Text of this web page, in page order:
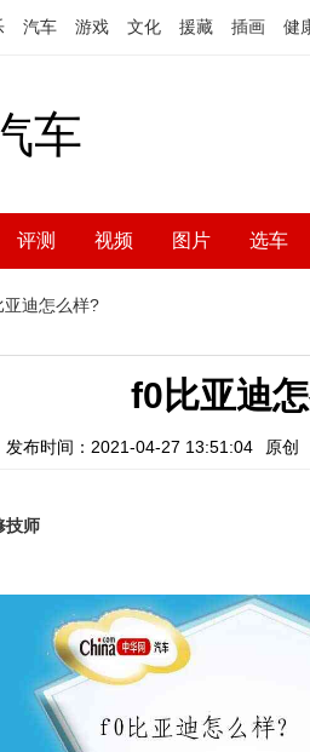
汽车 游戏 文化 援藏 插画 健
车
评测 视频 图片 选车
亚迪怎么样?
f0比亚迪
发布时间：2021-04-27 13:51:04 原创
技师